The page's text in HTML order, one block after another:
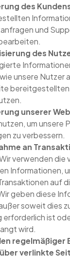
des
und
des
unsere Nutzer
unserer
um unsere
zu verbessern.
an
verwenden die
Informationen,
auf
geben diese
soweit dies
erforderlich ist
wird.
regelmäßiger
verlinkte